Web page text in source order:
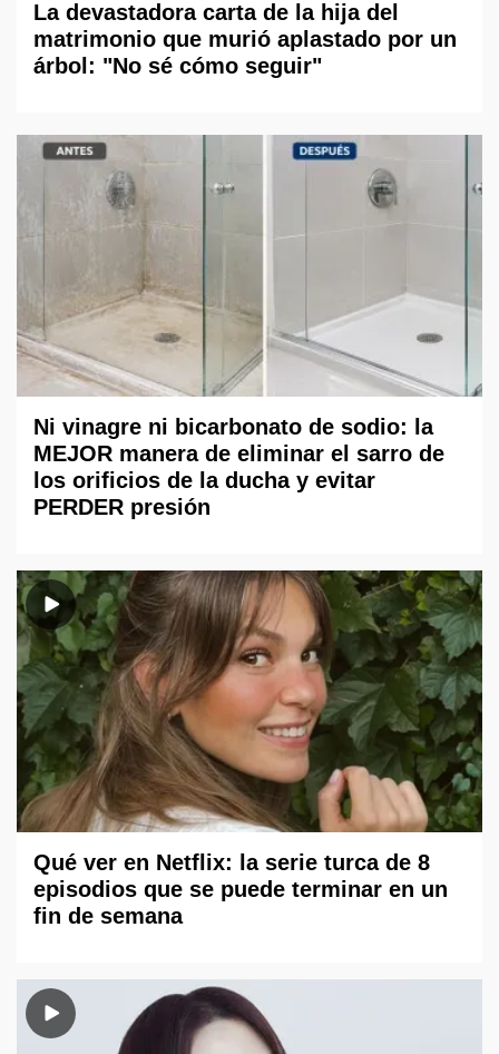
La devastadora carta de la hija del
matrimonio que murió aplastado por un
árbol: "No sé cómo seguir"
Ni vinagre ni bicarbonato de sodio: la
MEJOR manera de eliminar el sarro de
los orificios de la ducha y evitar
PERDER presión
Qué ver en Netflix: la serie turca de 8
episodios que se puede terminar en un
fin de semana